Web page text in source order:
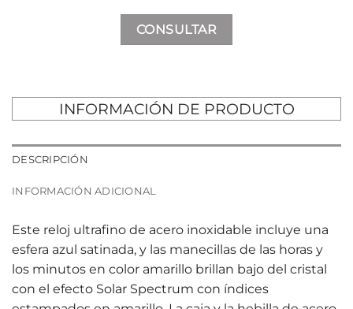
CONSULTAR
INFORMACIÓN DE PRODUCTO
DESCRIPCIÓN
INFORMACIÓN ADICIONAL
Este reloj ultrafino de acero inoxidable incluye una
esfera azul satinada, y las manecillas de las horas y
los minutos en color amarillo brillan bajo del cristal
con el efecto Solar Spectrum con índices